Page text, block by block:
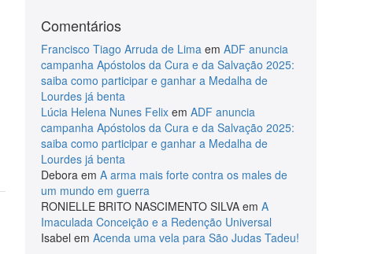
Comentários
Francisco Tiago Arruda de Limaem ADF anuncia
campanha Apóstolos da Cura e da Salvação 2025:
saiba como participar e ganhar a Medalha de
Lourdes já benta
Lúcia Helena Nunes Felixem ADF anuncia
campanha Apóstolos da Cura e da Salvação 2025:
saiba como participar e ganhar a Medalha de
Lourdes já benta
Deboraem A arma mais forte contra os males de
um mundo em guerra
RONIELLE BRITO NASCIMENTO SILVAem A
Imaculada Conceição e a Redenção Universal
Isabel em Acenda uma vela para São Judas Tadeu!